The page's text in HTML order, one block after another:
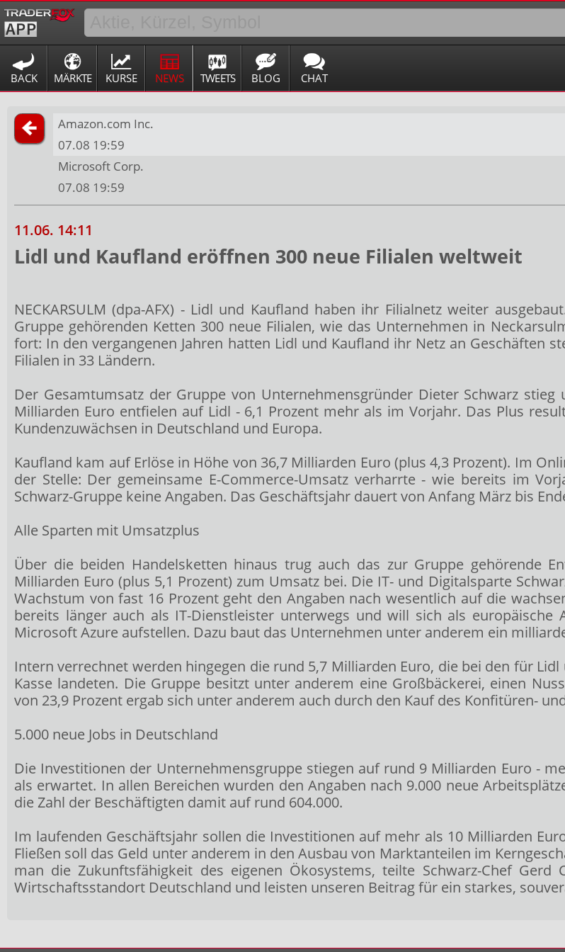
BACK MÄRKTE KURSE NEWS TWEETS BLOG CHAT
Amazon.com Inc.
07.08 19:59
Microsoft Corp.
07.08 19:59
11.06. 14:11
Lidl und Kaufland eröffnen 300 neue Filialen weltweit
NECKARSULM (dpa-AFX) - Lidl und Kaufland haben ihr Filialnetz weiter
Gruppe gehörenden Ketten 300 neue Filialen, wie das Unternehmen in
fort: In den vergangenen Jahren hatten Lidl und Kaufland ihr Netz an Geschäften
Filialen in 33 Ländern.
Der Gesamtumsatz der Gruppe von Unternehmensgründer Dieter Schwarz
Milliarden Euro entfielen auf Lidl - 6,1 Prozent mehr als im Vorjahr. Das Plus
Kundenzuwächsen in Deutschland und Europa.
Kaufland kam auf Erlöse in Höhe von 36,7 Milliarden Euro (plus 4,3 Prozent). Im
der Stelle: Der gemeinsame E-Commerce-Umsatz verharrte - wie bereits im
Schwarz-Gruppe keine Angaben. Das Geschäftsjahr dauert von Anfang März bis
Alle Sparten mit Umsatzplus
Über die beiden Handelsketten hinaus trug auch das zur Gruppe gehörende
Milliarden Euro (plus 5,1 Prozent) zum Umsatz bei. Die IT- und Digitalsparte
Wachstum von fast 16 Prozent geht den Angaben nach wesentlich auf die
bereits länger auch als IT-Dienstleister unterwegs und will sich als europäische
MicrosoftAzure aufstellen. Dazu baut das Unternehmen unter anderem ein
Intern verrechnet werden hingegen die rund 5,7 Milliarden Euro, die bei den für
Kasse landeten. Die Gruppe besitzt unter anderem eine Großbäckerei, einen
von 23,9 Prozent ergab sich unter anderem auch durch den Kauf des Konfitüren-
5.000 neue Jobs in Deutschland
Die Investitionen der Unternehmensgruppe stiegen auf rund 9 Milliarden Euro -
als erwartet. In allen Bereichen wurden den Angaben nach 9.000 neue
die Zahl der Beschäftigten damit auf rund 604.000.
Im laufenden Geschäftsjahr sollen die Investitionen auf mehr als 10 Milliarden
Fließen soll das Geld unter anderem in den Ausbau von Marktanteilen im
man die Zukunftsfähigkeit des eigenen Ökosystems, teilte Schwarz-Chef
Wirtschaftsstandort Deutschland und leisten unseren Beitrag für ein starkes,